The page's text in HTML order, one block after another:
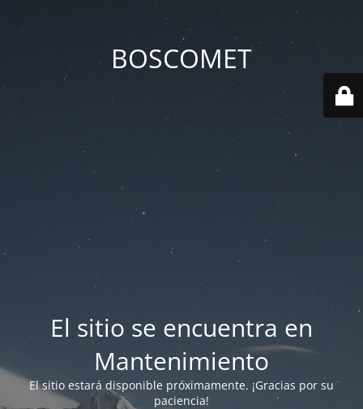
BOSCOMET
El sitio se encuentra en
Mantenimiento
El sitio estará disponible próximamente. ¡Gracias por su
paciencia!